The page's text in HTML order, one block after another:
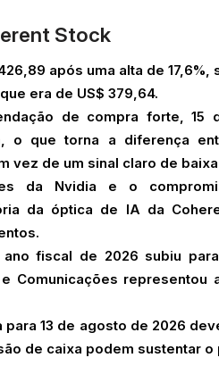
Stock
após uma alta de 17,6%,
era de US$ 379,64.
de compra forte, 15
o que torna a diferença
vez de um sinal claro de
da Nvidia e o
da óptica de IA da
fiscal de 2026 subiu para
Comunicações representou
13 de agosto de 2026
de caixa podem sustentar o